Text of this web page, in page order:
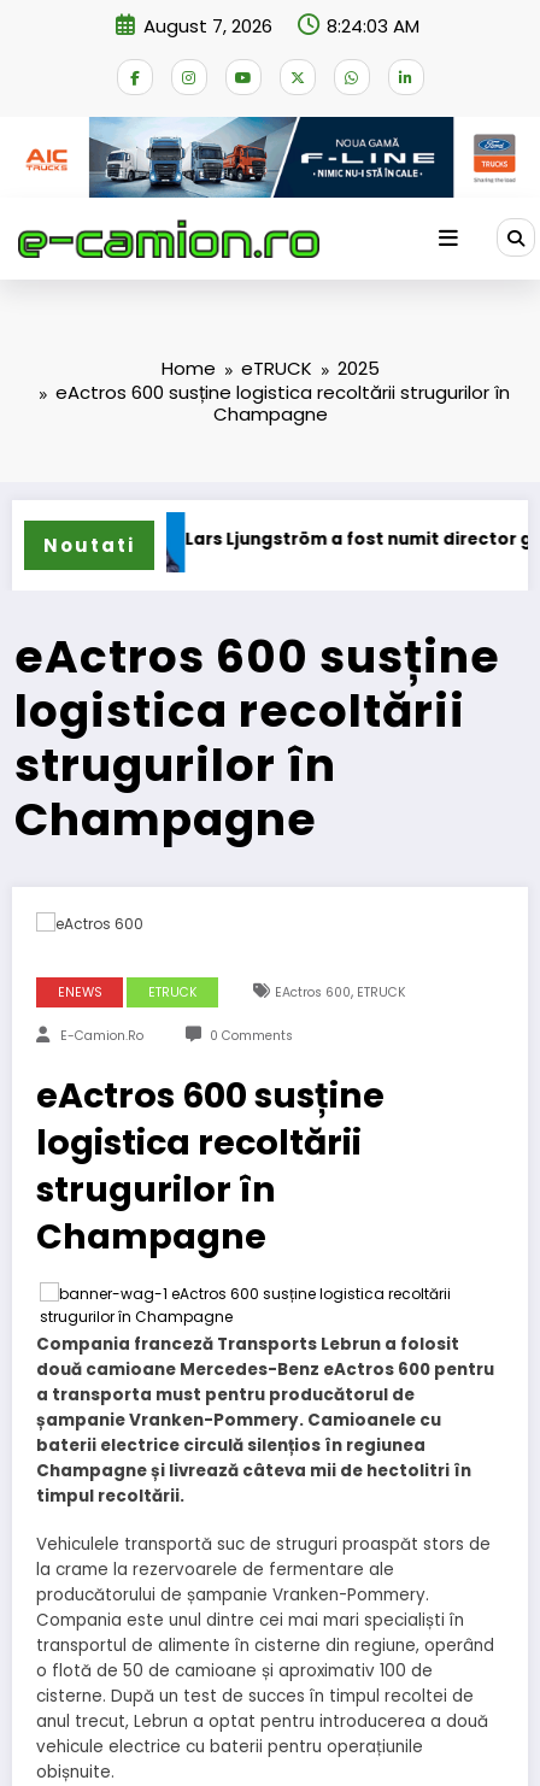
August 7, 2026 8:24:04 AM
Home eTRUCK
2025
eActros 600 susține logistica recoltării strugurilor în
Champagne
Noutati
Lars Ljungström a fost numit director general (CFO)
eActros 600 susține
logistica recoltării
strugurilor în
Champagne
ENEWS ETRUCK EActros 600, ETRUCK
E-Camion.ro 0 Comments
eActros 600 susține
logistica recoltării
strugurilor în
Champagne
Compania franceză Transports Lebrun a folosit
două camioane Mercedes-Benz eActros 600 pentru
a transporta must pentru producătorul de
șampanie Vranken-Pommery. Camioanele cu
baterii electrice circulă silențios în regiunea
Champagne și livrează câteva mii de hectolitri în
timpul recoltării.
Vehiculele transportă suc de struguri proaspăt stors de
la crame la rezervoarele de fermentare ale
producătorului de șampanie Vranken-Pommery.
Compania este unul dintre cei mai mari specialiști în
transportul de alimente în cisterne din regiune, operând
o flotă de 50 de camioane și aproximativ 100 de
cisterne. După un test de succes în timpul recoltei de
anul trecut, Lebrun a optat pentru introducerea a două
vehicule electrice cu baterii pentru operațiunile
obișnuite.